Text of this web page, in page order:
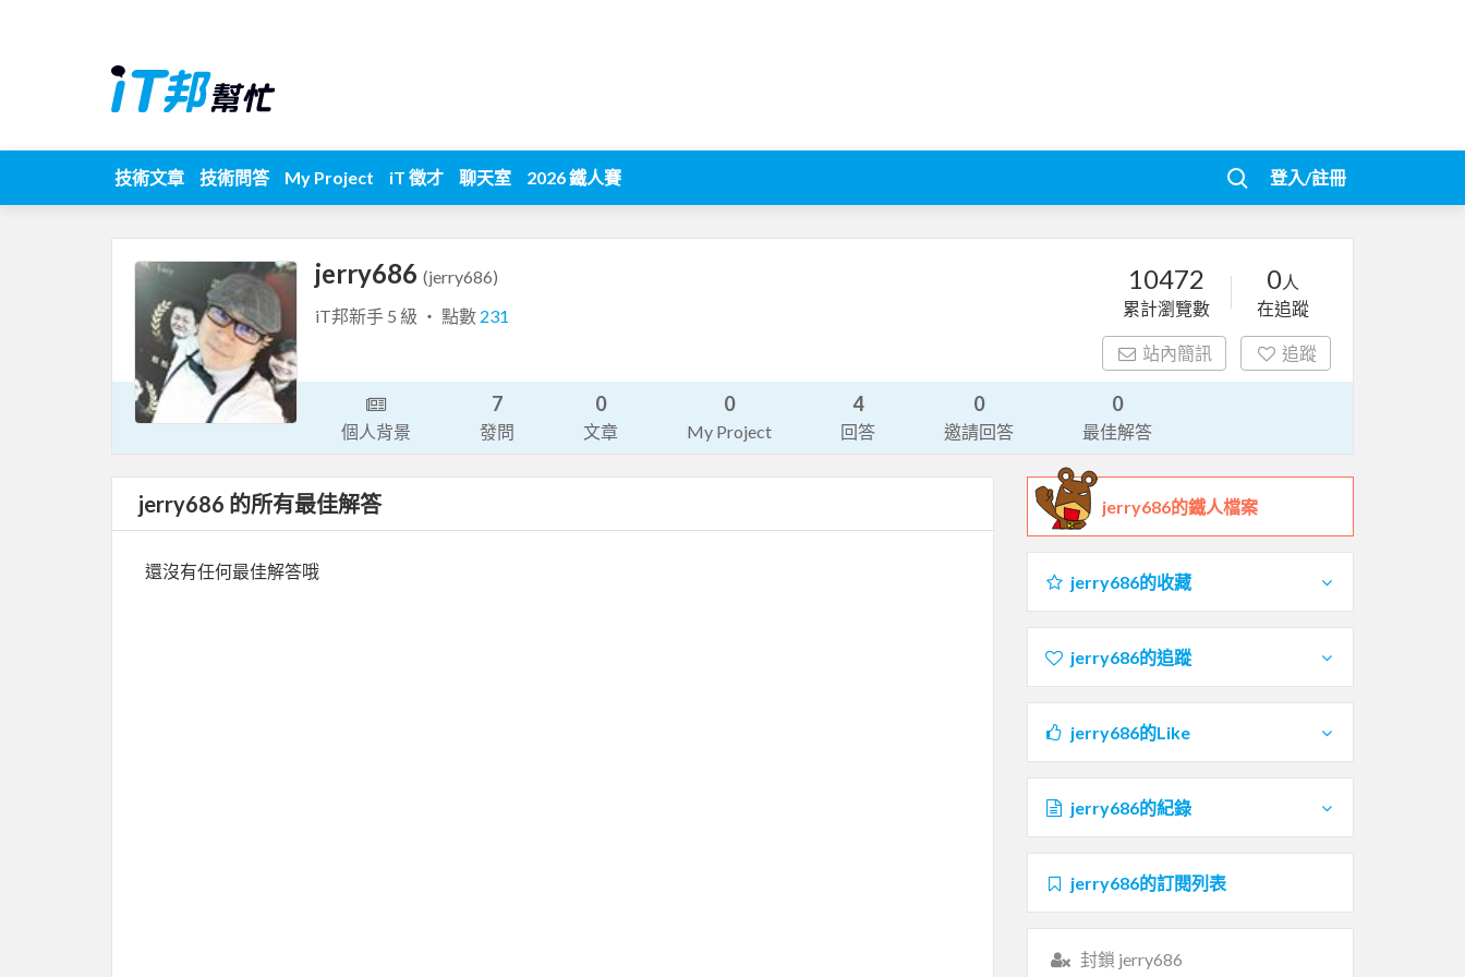
技術文章 技術問答 My Project iT 徵才 聊天室 2026 鐵人賽 登入/註冊
jerry686 (jerry686)
iT邦新手 5 級 ‧ 點數 231
10472
累計瀏覽數
0人
在追蹤
站內簡訊 追蹤
個人背景
7
發問
0
文章
0
My Project
4
回答
0
邀請回答
0
最佳解答
jerry686 的所有最佳解答
還沒有任何最佳解答哦
jerry686的鐵人檔案
jerry686的收藏
jerry686的追蹤
jerry686的Like
jerry686的紀錄
jerry686的訂閱列表
封鎖 jerry686